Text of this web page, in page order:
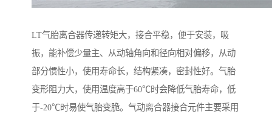
LT气胎离合器传递转矩大，接合平稳，便于安装，吸
振，能补偿少量主、从动轴角向和径向相对偏移，从动
部分惯性小，使用寿命长，结构紧凑，密封性好。气胎
变形阻力大，使用温度高于60℃时会降低气胎寿命，低
于-20℃时易使气胎变脆。气动离合器接合元件主要采用